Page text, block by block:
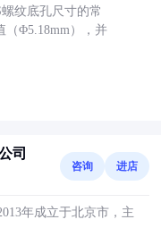
螺纹底孔尺寸的常
（Φ5.18mm），并
司
咨询 进店
年成立于北京市，主